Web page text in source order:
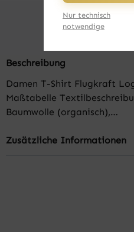
Beschreibung
Damen T-Shirt Flugkraft
Maßtabelle
Baumwolle (organisch),…
Zusätzliche Informationen
Nur technisch
notwendige